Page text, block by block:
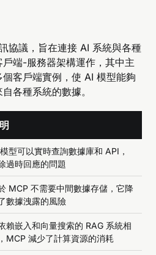
協議，旨在連接 AI 系統與各種
端-服務器架構運作，其中主
客戶端實例，使 AI 模型能夠
各種系統的數據。
型可以實時查詢數據庫和 API，
過時回應的問題
MCP 不需要中間數據存儲，它降
數據洩露的風險
賴嵌入和向量搜索的 RAG 系統相
MCP 減少了計算資源的消耗